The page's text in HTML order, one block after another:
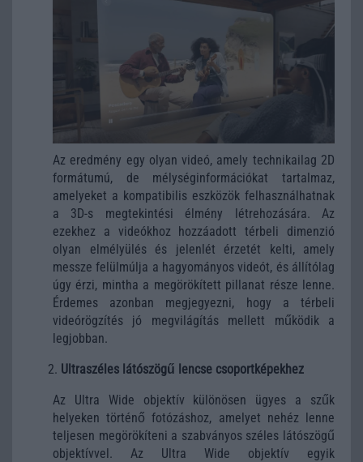
Az eredmény egy olyan videó, amely technikailag 2D
formátumú, de mélységinformációkat tartalmaz,
amelyeket a kompatibilis eszközök felhasználhatnak
a 3D-s megtekintési élmény létrehozására. Az
ezekhez a videókhoz hozzáadott térbeli dimenzió
olyan elmélyülés és jelenlét érzetét kelti, amely
messze felülmúlja a hagyományos videót, és állítólag
úgy érzi, mintha a megörökített pillanat része lenne.
Érdemes azonban megjegyezni, hogy a térbeli
videórögzítés jó megvilágítás mellett működik a
legjobban.
Ultraszéles látószögű lencse csoportképekhez
Az Ultra Wide objektív különösen ügyes a szűk
helyeken történő fotózáshoz, amelyet nehéz lenne
teljesen megörökíteni a szabványos széles látószögű
objektívvel. Az Ultra Wide objektív egyik